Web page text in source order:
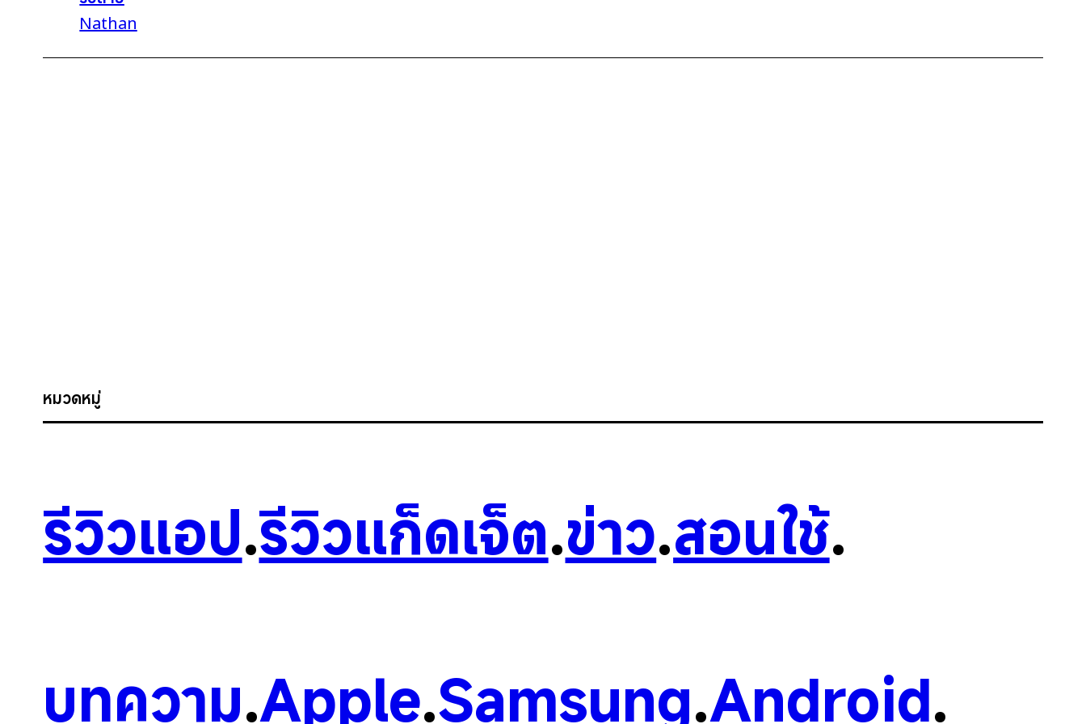
Nathan
หมวดหมู่
รีวิวแอป.รีวิวแก็ดเจ็ต.ข่าว.สอนใช้.
บทความ.Apple.Samsung.Android.